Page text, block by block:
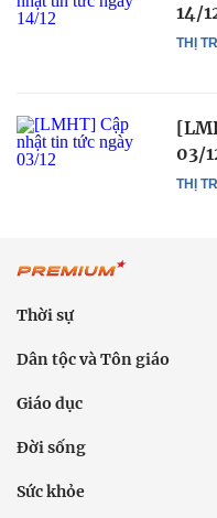
THỊ
14/
THỊ
03/
Thời sự
Dân tộc và Tôn giáo
Giáo dục
Đời sống
Sức khỏe